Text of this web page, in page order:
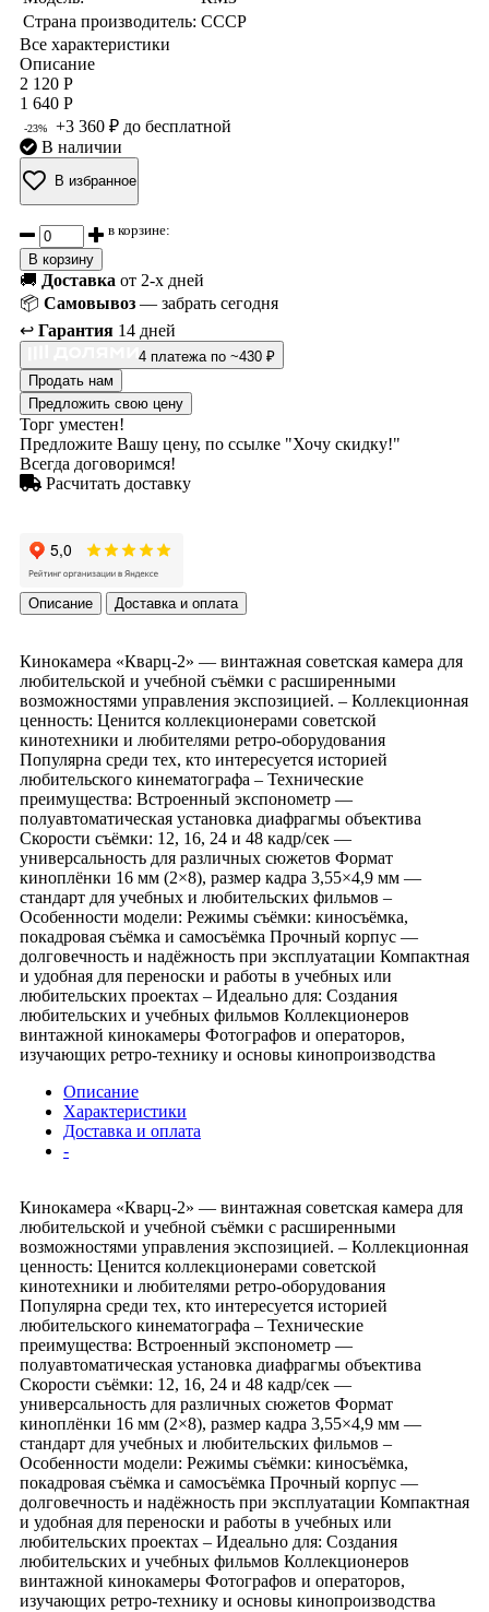
Страна производитель: СССР
Все характеристики
Описание
2 120 Р
1 640 Р
-23%
+3 360 ₽ до бесплатной
В наличии
В избранное
в корзине:
В корзину
🚚 Доставка от 2-х дней
📦 Самовывоз — забрать сегодня
↩️ Гарантия 14 дней
4 платежа по ~430 ₽
Продать нам
Предложить свою цену
Торг уместен!
Предложите Вашу цену, по ссылке "Хочу скидку!"
Всегда договоримся!
Расчитать доставку
Описание Доставка и оплата
Кинокамера «Кварц-2» — винтажная советская камера для
любительской и учебной съёмки с расширенными
возможностями управления экспозицией. – Коллекционная
ценность: Ценится коллекционерами советской
кинотехники и любителями ретро-оборудования
Популярна среди тех, кто интересуется историей
любительского кинематографа – Технические
преимущества: Встроенный экспонометр —
полуавтоматическая установка диафрагмы объектива
Скорости съёмки: 12, 16, 24 и 48 кадр/сек —
универсальность для различных сюжетов Формат
киноплёнки 16 мм (2×8), размер кадра 3,55×4,9 мм —
стандарт для учебных и любительских фильмов –
Особенности модели: Режимы съёмки: киносъёмка,
покадровая съёмка и самосъёмка Прочный корпус —
долговечность и надёжность при эксплуатации Компактная
и удобная для переноски и работы в учебных или
любительских проектах – Идеально для: Создания
любительских и учебных фильмов Коллекционеров
винтажной кинокамеры Фотографов и операторов,
изучающих ретро-технику и основы кинопроизводства
Описание
Характеристики
Доставка и оплата
-
Кинокамера «Кварц-2» — винтажная советская камера для
любительской и учебной съёмки с расширенными
возможностями управления экспозицией. – Коллекционная
ценность: Ценится коллекционерами советской
кинотехники и любителями ретро-оборудования
Популярна среди тех, кто интересуется историей
любительского кинематографа – Технические
преимущества: Встроенный экспонометр —
полуавтоматическая установка диафрагмы объектива
Скорости съёмки: 12, 16, 24 и 48 кадр/сек —
универсальность для различных сюжетов Формат
киноплёнки 16 мм (2×8), размер кадра 3,55×4,9 мм —
стандарт для учебных и любительских фильмов –
Особенности модели: Режимы съёмки: киносъёмка,
покадровая съёмка и самосъёмка Прочный корпус —
долговечность и надёжность при эксплуатации Компактная
и удобная для переноски и работы в учебных или
любительских проектах – Идеально для: Создания
любительских и учебных фильмов Коллекционеров
винтажной кинокамеры Фотографов и операторов,
изучающих ретро-технику и основы кинопроизводства